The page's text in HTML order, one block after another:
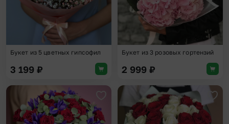
Букет из 5 цветных гипсофил
3 199 ₽
Букет из 3 розовых гортензий
2 999 ₽
Добавить в избранное